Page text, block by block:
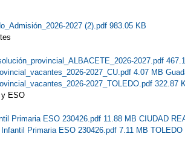
2027 (2).pdf 983.05 KB
2027.pdf
2027_CU.pdf 4.07 MB
2027_TOLEDO.pdf 322.87
y ESO
Primaria ESO 230426.pdf 11.88 MB CIUDAD
Primaria ESO 230426.pdf 7.11 MB TOLEDO